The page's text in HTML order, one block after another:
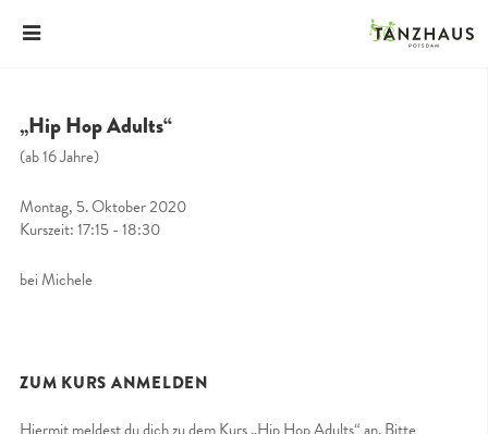
„Hip Hop Adults“
(ab 16 Jahre)
Montag, 5. Oktober 2020
Kurszeit: 17:15 - 18:30
bei Michele
ZUM KURS ANMELDEN
Hiermit meldest du dich zu dem Kurs „Hip Hop Adults“ an. Bitte